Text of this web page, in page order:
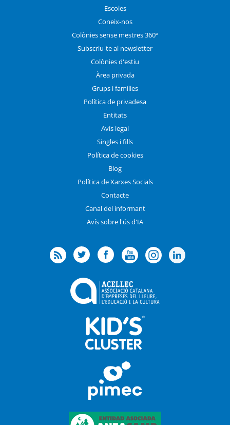
Escoles
Coneix-nos
Colònies sense mestres 360º
Subscriu-te al newsletter
Colònies d'estiu
Àrea privada
Grups i famílies
Política de privadesa
Entitats
Avís legal
Singles i fills
Política de cookies
Blog
Política de Xarxes Socials
Contacte
Canal del informant
Avís sobre l'ús d'IA